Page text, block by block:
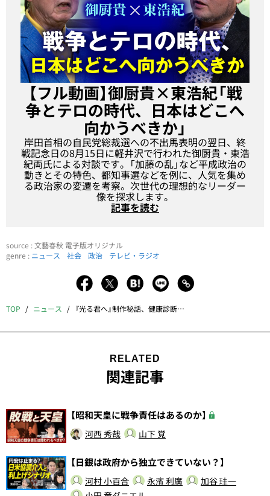
【フル動画】御厨貴×東浩紀「戦
争とテロの時代、日本はどこへ
向かうべきか」
岸田首相の自民党総裁選への不出馬表明の翌日、終
戦記念日の8月15日に軽井沢で行われた御厨貴・東浩
紀両氏による対談です。「加藤の乱」など平成政治の
動きとその特色、都知事選などを例に、人気を集め
る政治家の変遷を考察。次世代の理想的なリーダー
像を探求します。
記事を読む
source : 文藝春秋 電子版オリジナル
genre : ニュース 社会 政治 テレビ・ラジオ
TOP ニュース 『光る君へ』制作秘話、健康診断の活用法、日本政治の行くべき方向…9月のおすすめオンライン番組
RELATED
関連記事
【昭和天皇に戦争責任はあるのか】
河西 秀哉 山下 覚
【日銀は政府から独立できていない？】
河村 小百合 永濱 利廣
加谷 珪一